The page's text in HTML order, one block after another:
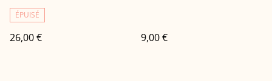
ÉPUISÉ
26,00 € 9,00 €